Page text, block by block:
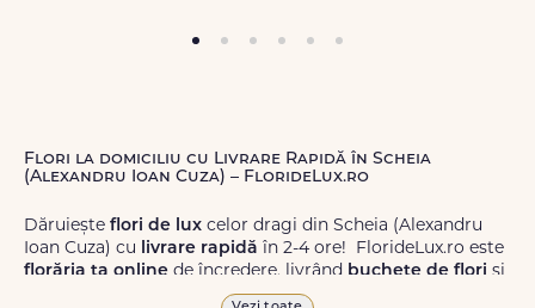
Flori la domiciliu cu Livrare Rapidă în Scheia
(Alexandru Ioan Cuza) – FlorideLux.ro
Dăruiește flori de lux celor dragi din Scheia (Alexandru
Ioan Cuza) cu livrare rapidă în 2-4 ore! FlorideLux.ro este
florăria ta online de încredere, livrând buchete de flori și
de calitate superioară în Scheia